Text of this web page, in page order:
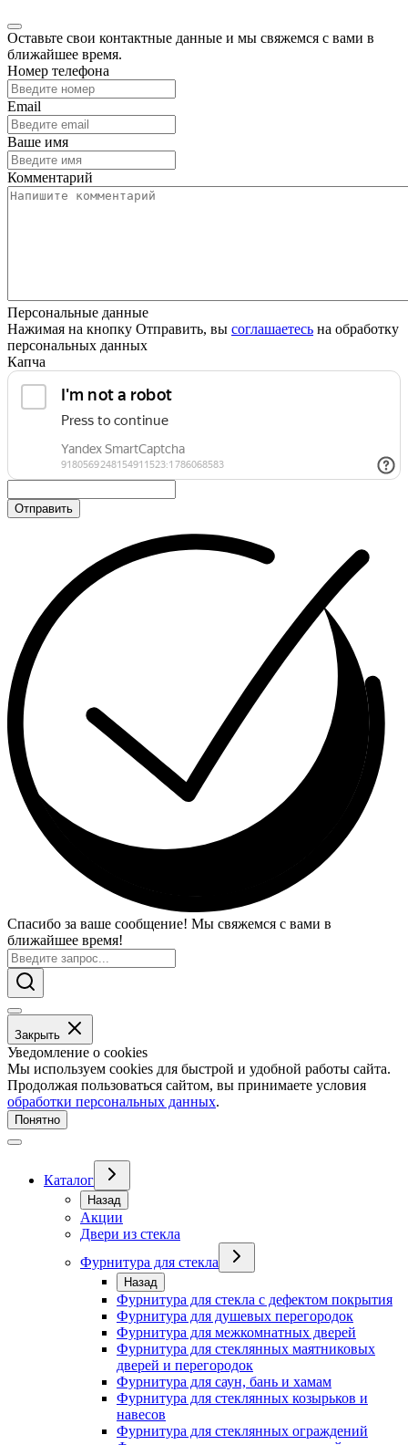
Оставьте свои контактные данные и мы свяжемся с вами в
ближайшее время.
Номер телефона
Email
Ваше имя
Комментарий
Персональные данные
Нажимая на кнопку Отправить, вы соглашаетесь на обработку
персональных данных
Капча
Отправить
Спасибо за ваше сообщение! Мы свяжемся с вами в
ближайшее время!
Закрыть
Уведомление о cookies
Мы используем cookies для быстрой и удобной работы сайта.
Продолжая пользоваться сайтом, вы принимаете условия
обработки персональных данных.
Понятно
Каталог
Назад
Акции
Двери из стекла
Фурнитура для стекла
Назад
Фурнитура для стекла с дефектом покрытия
Фурнитура для душевых перегородок
Фурнитура для межкомнатных дверей
Фурнитура для стеклянных маятниковых
дверей и перегородок
Фурнитура для саун, бань и хамам
Фурнитура для стеклянных козырьков и
навесов
Фурнитура для стеклянных ограждений